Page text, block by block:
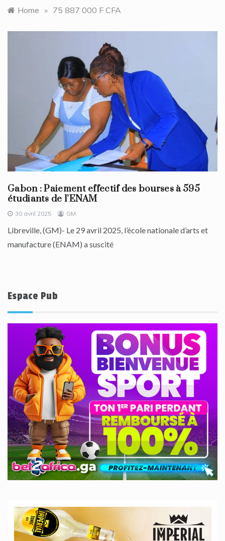
Home » 75 887 000 F CFA
Gabon : Paiement effectif des bourses à 595
étudiants de l’ENAM
30 avril 2025 GM
Libreville, (GM)- Le 29 avril 2025, l’école nationale d’arts et
manufacture (ENAM) a suscité
Espace Pub